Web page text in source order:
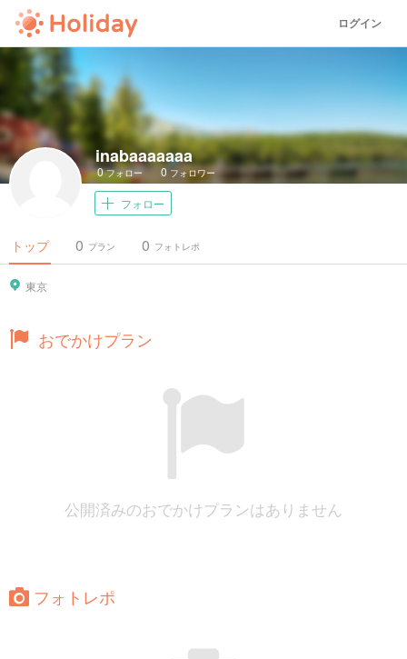
ログイン
inabaaaaaaa
0フォロー 0 フォロワー
フォロー
トップ プラン
0 フォトレポ
0
東京
おでかけプラン
公開済みのおでかけプランはありません
フォトレポ